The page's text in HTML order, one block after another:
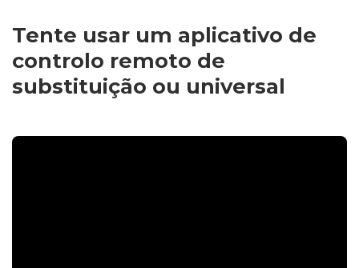
Tente usar um aplicativo de
controlo remoto de
substituição ou universal